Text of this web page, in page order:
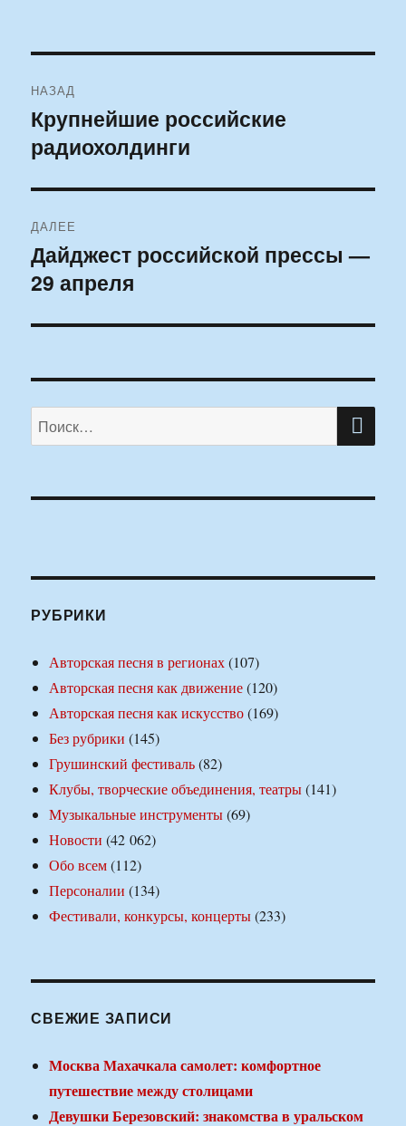
по
записям
НАЗАД
Предыдущая
запись:
Крупнейшие российские
радиохолдинги
ДАЛЕЕ
Следующая
запись:
Дайджест российской прессы —
29 апреля
Искать:
РУБРИКИ
Авторская песня в регионах(107)
Авторская песня как движение(120)
Авторская песня как искусство(169)
Без рубрики (145)
Грушинский фестиваль(82)
Клубы, творческие объединения, театры(141)
Музыкальные инструменты(69)
Новости (42 062)
Обо всем(112)
Персоналии (134)
Фестивали, конкурсы, концерты(233)
СВЕЖИЕ ЗАПИСИ
Москва Махачкала самолет: комфортное
путешествие между столицами
Девушки Березовский: знакомства в уральском